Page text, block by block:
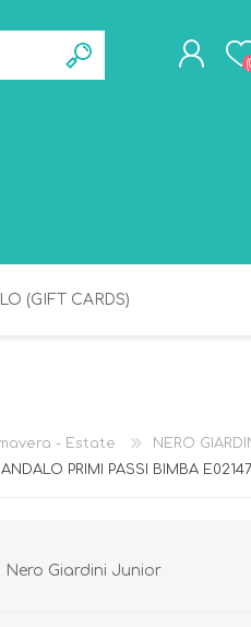
(GIFT CARDS)
- Estate
NERO
PRIMI PASSI BIMBA
Giardini Junior